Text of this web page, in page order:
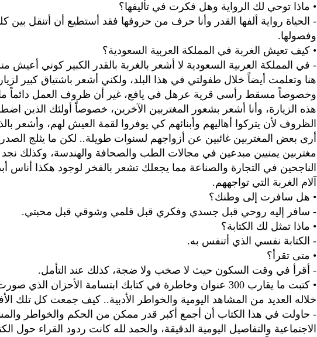
• ماذا توحي لك الرواية وهل فكرت في تأليفها؟
- الحياة رواية ألفها القدر وأنا حرف من حروفها فقد أستطيع أن أتنقل بين
وفصولها.
• كيف تعيش الغربة في المملكة العربية السعودية؟
- في المملكة العربية السعودية لا أشعر بالغربة بالقدر الكبير كوني أعيش
هنا وتعلمت أيضاً خلال طفولتي في هذا البلد، ولكني أشعر باشتياق كبير
وخصوصاً مسقط رأسي قرية عرهل في يافع، غير أن ظروف العمل دائماً
هذه الزيارة، وأنا أشعر بشعور المغتربين الآخرين، خصوصاً أولئك الذين
الظروف لأن يتركوا أهاليهم وأبنائهم كي يوفروا لقمة العيش لهم، وأشعر
أرى بعض المغتربين غائبين عن أزواجهم لسنوات طويلة.. لكن ما يثلج
مغتربين يمنيين مبدعين في مجالات الطب والصحافة والهندسة، وكذلك نجد
الناجحين في التجارة والصناعة مما يجعلك تشعر بالفخر لوجود هكذا أناس
آلام الغربة التي تواجههم.
• هل سافرت إلى وطنك؟
- سافر إليه روحي قبل جسدي وفكري قبل قلمي وشوقي قبل محبتي.
• ماذا تمثل لك الكتابة؟
- الكتابة نفسي الذي أتنفس به.
• متى تقرأ؟
- أقرأ في وقت السكون حيث لا صخب ولا ضجة، كذلك عند التأمل.
• كتبت ما يقارب 300 عنوان وخاطرة في كتابك ابتسامة الأحزان الذي
خلاله العديد من المشاهد اليومية والخواطر الأدبية.. كيف جمعت كل تلك
- حاولت في هذا الكتاب أن أجمع أكبر قدر ممكن من الحكم والخواطر
الاجتماعية والتفاصيل اليومية الدقيقة، والحمد لله كانت ردود القراء حول